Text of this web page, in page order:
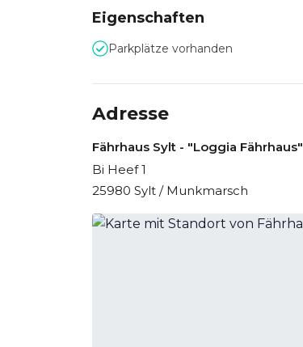
Eigenschaften
Parkplätze vorhanden
Adresse
Fährhaus Sylt - "Loggia Fährhaus"
Bi Heef 1
25980 Sylt / Munkmarsch